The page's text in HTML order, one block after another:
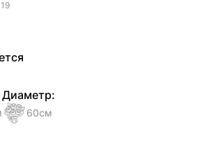
Диаметр:
60см